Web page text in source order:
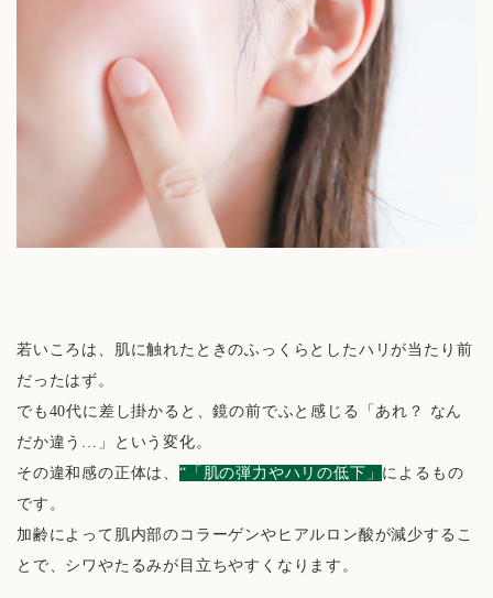
若いころは、肌に触れたときのふっくらとしたハリが当たり前
だったはず。
でも40代に差し掛かると、鏡の前でふと感じる「あれ？ なん
だか違う…」という変化。
その違和感の正体は、 “「肌の弾力やハリの低下」 によるもの
です。
加齢によって肌内部のコラーゲンやヒアルロン酸が減少するこ
とで、シワやたるみが目立ちやすくなります。